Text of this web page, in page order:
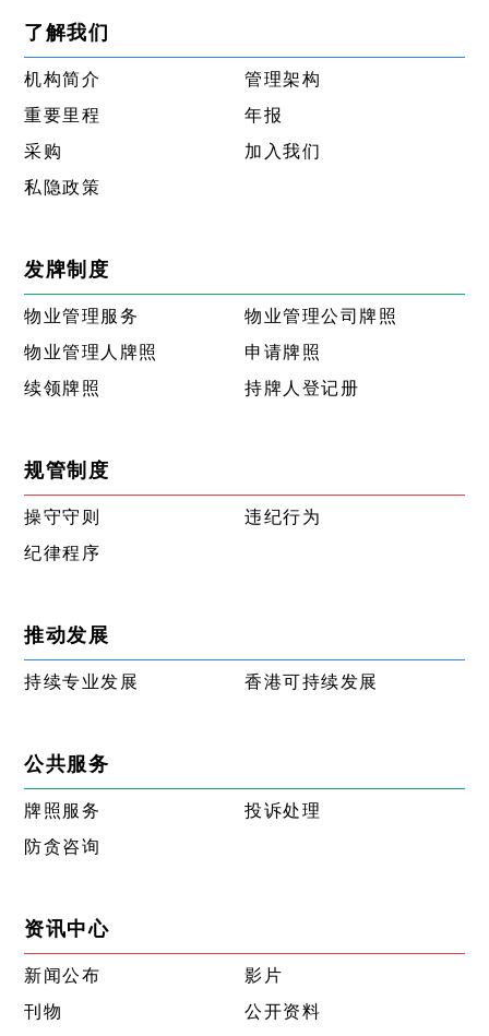
了解我们
机构简介
管理架构
重要里程
年报
采购
加入我们
私隐政策
发牌制度
物业管理服务
物业管理公司牌照
物业管理人牌照
申请牌照
续领牌照
持牌人登记册
规管制度
操守守则
违纪行为
纪律程序
推动发展
持续专业发展 香港可持续发展
公共服务
牌照服务
投诉处理
防贪咨询
资讯中心
新闻公布
影片
刊物
公开资料